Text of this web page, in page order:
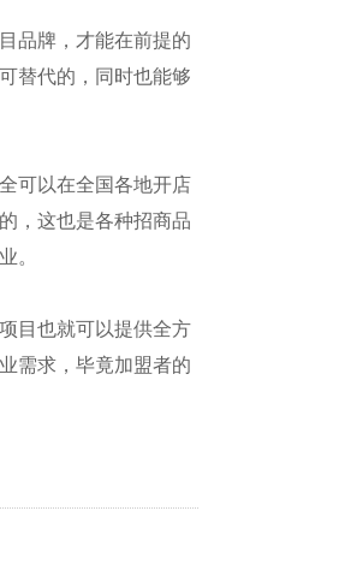
品牌，才能在前提的
替代的，同时也能够
可以在全国各地开店
，这也是各种招商品
。
目也就可以提供全方
需求，毕竟加盟者的